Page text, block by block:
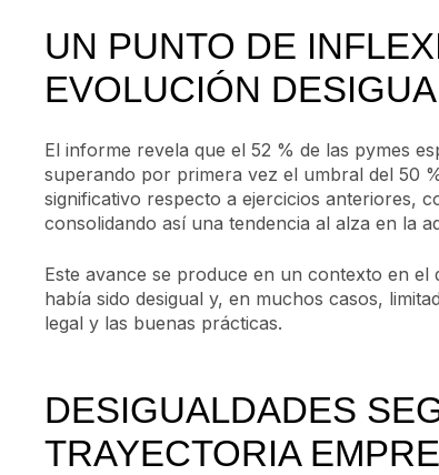
UN PUNTO DE
EVOLUCIÓN
El informe revela que el 52 % de las pymes
superando por primera vez el umbral del 50
significativo respecto a ejercicios anteriores,
consolidando así una tendencia al alza en la
Este avance se produce en un contexto en el
había sido desigual y, en muchos casos,
legal y las buenas prácticas.
DESIGUALDADES
TRAYECTORIA